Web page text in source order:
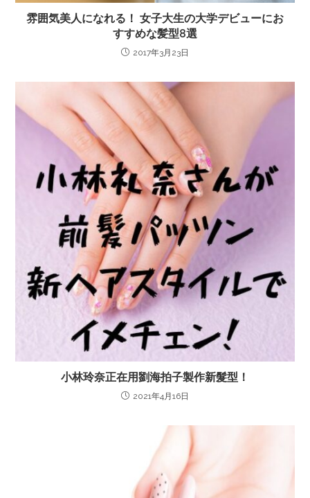
雰囲気美人になれる！ 女子大生の大学デビューにお
すすめな髪型8選
2017年3月23日
小林玲奈正在用劉海拍子製作新髮型！
2021年4月16日